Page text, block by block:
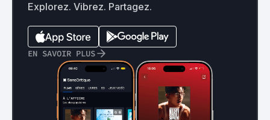
Explorez. Vibrez. Partagez.
EN SAVOIR PLUS